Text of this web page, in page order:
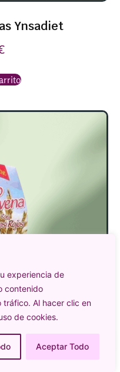
experiencia de
contenido
tráfico. Al hacer clic en
de cookies.
Aceptar Todo
Ynsadiet